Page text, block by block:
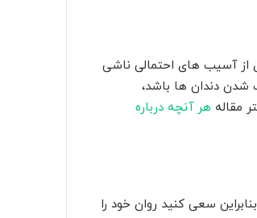
از آسیب های احتمالی ناشی
شدن دندان ها باشد،
مقاله هر آنچه درباره
سعی کنید روان خود را